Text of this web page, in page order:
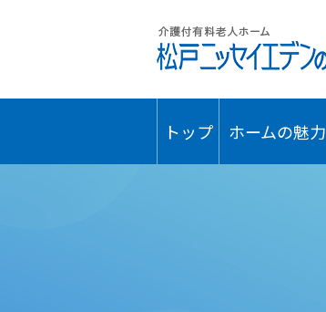
トップ ホームの魅力